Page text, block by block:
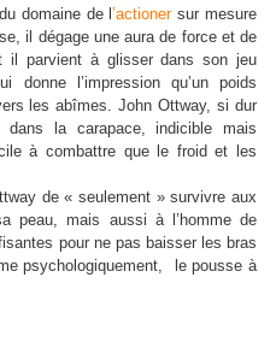
domaine de l’actionersur mesure
il dégage une aura de force et de
il parvient à glisser dans son jeu
donne l’impression qu’un poids
les abîmes. John Ottway, si dur
la carapace, indicible mais
à combattre que le froid et les
de « seulement » survivre aux
peau, mais aussi à l’homme de
pour ne pas baisser les bras
psychologiquement, le pousse à